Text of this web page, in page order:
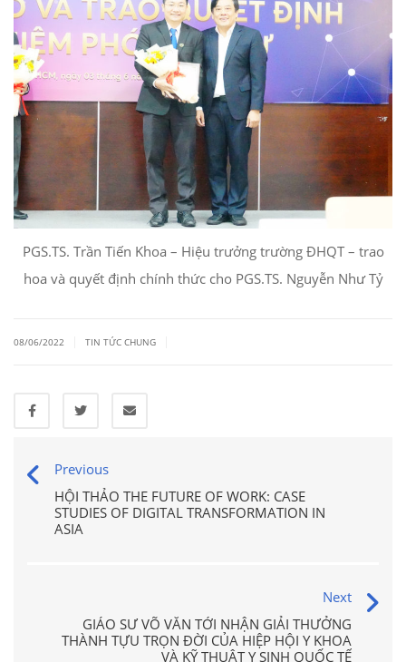
PGS.TS. Trần Tiến Khoa – Hiệu trưởng trường ĐHQT – trao
hoa và quyết định chính thức cho PGS.TS. Nguyễn Như Tỷ
08/06/2022 TIN TỨC CHUNG
Previous
HỘI THẢO THE FUTURE OF WORK: CASE
STUDIES OF DIGITAL TRANSFORMATION IN
ASIA
Next
GIÁO SƯ VÕ VĂN TỚI NHẬN GIẢI THƯỞNG
THÀNH TỰU TRỌN ĐỜI CỦA HIỆP HỘI Y KHOA
VÀ KỸ THUẬT Y SINH QUỐC TẾ